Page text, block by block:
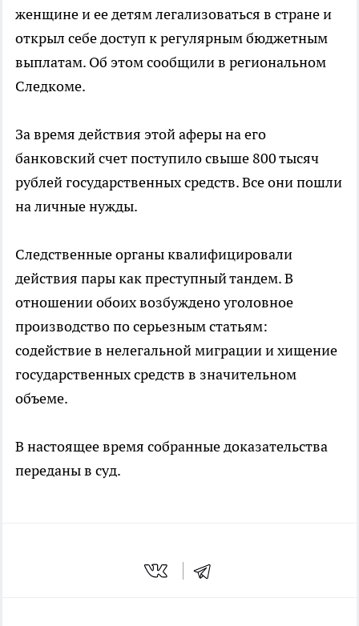
женщине и ее детям легализоваться в стране и
открыл себе доступ к регулярным бюджетным
выплатам. Об этом сообщили в региональном
Следкоме.
За время действия этой аферы на его
банковский счет поступило свыше 800 тысяч
рублей государственных средств. Все они пошли
на личные нужды.
Следственные органы квалифицировали
действия пары как преступный тандем. В
отношении обоих возбуждено уголовное
производство по серьезным статьям:
содействие в нелегальной миграции и хищение
государственных средств в значительном
объеме.
В настоящее время собранные доказательства
переданы в суд.